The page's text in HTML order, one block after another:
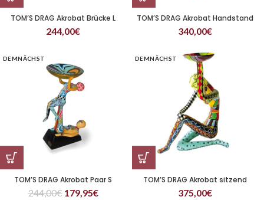
TOM’S DRAG Akrobat Brücke L
244,00€
TOM’S DRAG Akrobat Handstand
340,00€
DEMNÄCHST
TOM’S DRAG Akrobat Paar S
244,00€ 179,95€
DEMNÄCHST
TOM’S DRAG Akrobat sitzend
375,00€